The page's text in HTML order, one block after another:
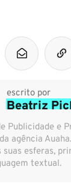
escrito por
Beatriz
Publicidade e
agência
suas esferas,
textual.